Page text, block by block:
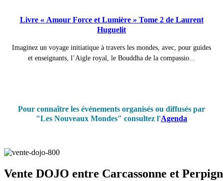
Livre « Amour Force et Lumière » Tome 2 de Laurent
Huguelit
Imaginez un voyage initiatique à travers les mondes, avec, pour guides
et enseignants, l’Aigle royal, le Bouddha de la compassio...
Pour connaître les événements organisés ou diffusés par
"Les Nouveaux Mondes" consultez l'Agenda
Vente DOJO entre Carcassonne et